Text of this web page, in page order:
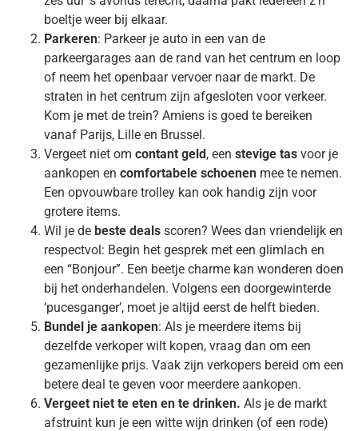
boeltje weer bij elkaar.
Parkeren: Parkeer je auto in een van de
parkeergarages aan de rand van het centrum en loop
of neem het openbaar vervoer naar de markt. De
straten in het centrum zijn afgesloten voor verkeer.
Kom je met de trein? Amiens is goed te bereiken
vanaf Parijs, Lille en Brussel.
Vergeet niet om contant geld, een stevige tas voor je
aankopen en comfortabele schoenen mee te nemen.
Een opvouwbare trolley kan ook handig zijn voor
grotere items.
Wil je de beste deals scoren? Wees dan vriendelijk en
respectvol: Begin het gesprek met een glimlach en
een “Bonjour”. Een beetje charme kan wonderen doen
bij het onderhandelen. Volgens een doorgewinterde
‘pucesganger’, moet je altijd eerst de helft bieden.
Bundel je aankopen: Als je meerdere items bij
dezelfde verkoper wilt kopen, vraag dan om een
gezamenlijke prijs. Vaak zijn verkopers bereid om een
betere deal te geven voor meerdere aankopen.
Vergeet niet te eten en te drinken. Als je de markt
afstruint kun je een witte wijn drinken (of een rode)